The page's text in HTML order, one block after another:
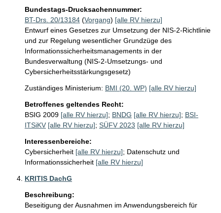
Bundestags-Drucksachennummer:
BT-Drs. 20/13184 (Vorgang) [alle RV hierzu]
Entwurf eines Gesetzes zur Umsetzung der NIS-2-Richtlinie
und zur Regelung wesentlicher Grundzüge des
Informationssicherheitsmanagements in der
Bundesverwaltung (NIS-2-Umsetzungs- und
Cybersicherheitsstärkungsgesetz)
Zuständiges Ministerium: BMI (20. WP) [alle RV hierzu]
Betroffenes geltendes Recht:
BSIG 2009 [alle RV hierzu]; BNDG [alle RV hierzu]; BSI-
ITSiKV [alle RV hierzu]; SÜFV 2023 [alle RV hierzu]
Interessenbereiche:
Cybersicherheit [alle RV hierzu]; Datenschutz und
Informationssicherheit [alle RV hierzu]
KRITIS DachG
Beschreibung:
Beseitigung der Ausnahmen im Anwendungsbereich für